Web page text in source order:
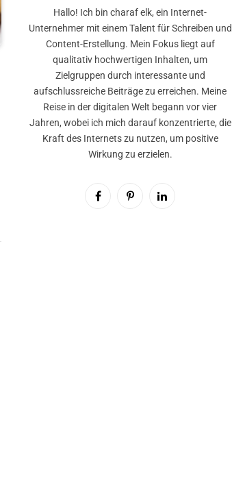
Hallo! Ich bin charaf elk, ein Internet-
Unternehmer mit einem Talent für Schreiben und
Content-Erstellung. Mein Fokus liegt auf
qualitativ hochwertigen Inhalten, um
Zielgruppen durch interessante und
aufschlussreiche Beiträge zu erreichen. Meine
Reise in der digitalen Welt begann vor vier
Jahren, wobei ich mich darauf konzentrierte, die
Kraft des Internets zu nutzen, um positive
Wirkung zu erzielen.
FacebookPinterestLinkedIn